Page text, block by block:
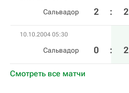
Сальвадор 2 : 2
10.10.2004 05:30
Сальвадор 0 : 2
Смотреть все матчи